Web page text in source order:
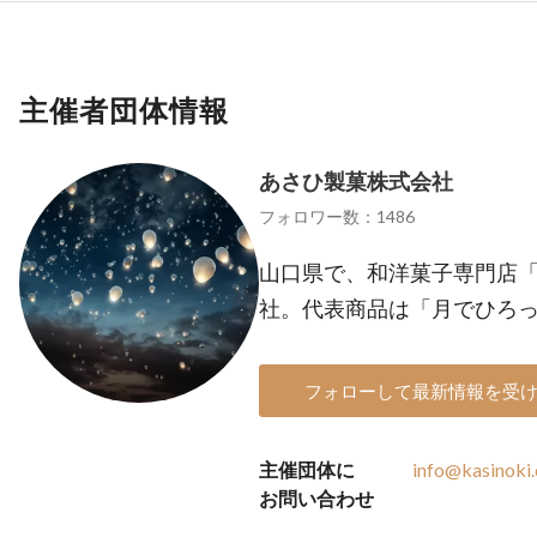
主催者団体情報
あさひ製菓株式会社
フォロワー数：1486
山口県で、和洋菓子専門店
社。代表商品は「月でひろ
フォローして最新情報を受
主催団体に
お問い合わせ